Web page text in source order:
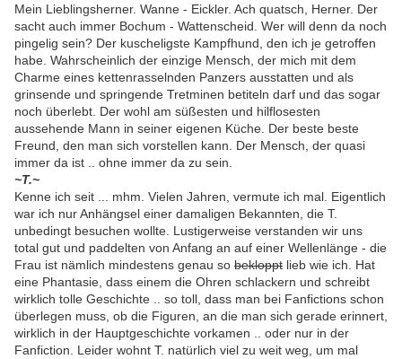
Mein Lieblingsherner. Wanne - Eickler. Ach quatsch, Herner. Der
sacht auch immer Bochum - Wattenscheid. Wer will denn da noch
pingelig sein? Der kuscheligste Kampfhund, den ich je getroffen
habe. Wahrscheinlich der einzige Mensch, der mich mit dem
Charme eines kettenrasselnden Panzers ausstatten und als
grinsende und springende Tretminen betiteln darf und das sogar
noch überlebt. Der wohl am süßesten und hilflosesten
aussehende Mann in seiner eigenen Küche. Der beste beste
Freund, den man sich vorstellen kann. Der Mensch, der quasi
immer da ist .. ohne immer da zu sein.
~T.~
Kenne ich seit ... mhm. Vielen Jahren, vermute ich mal. Eigentlich
war ich nur Anhängsel einer damaligen Bekannten, die T.
unbedingt besuchen wollte. Lustigerweise verstanden wir uns
total gut und paddelten von Anfang an auf einer Wellenlänge - die
Frau ist nämlich mindestens genau so bekloppt lieb wie ich. Hat
eine Phantasie, dass einem die Ohren schlackern und schreibt
wirklich tolle Geschichte .. so toll, dass man bei Fanfictions schon
überlegen muss, ob die Figuren, an die man sich gerade erinnert,
wirklich in der Hauptgeschichte vorkamen .. oder nur in der
Fanfiction. Leider wohnt T. natürlich viel zu weit weg, um mal